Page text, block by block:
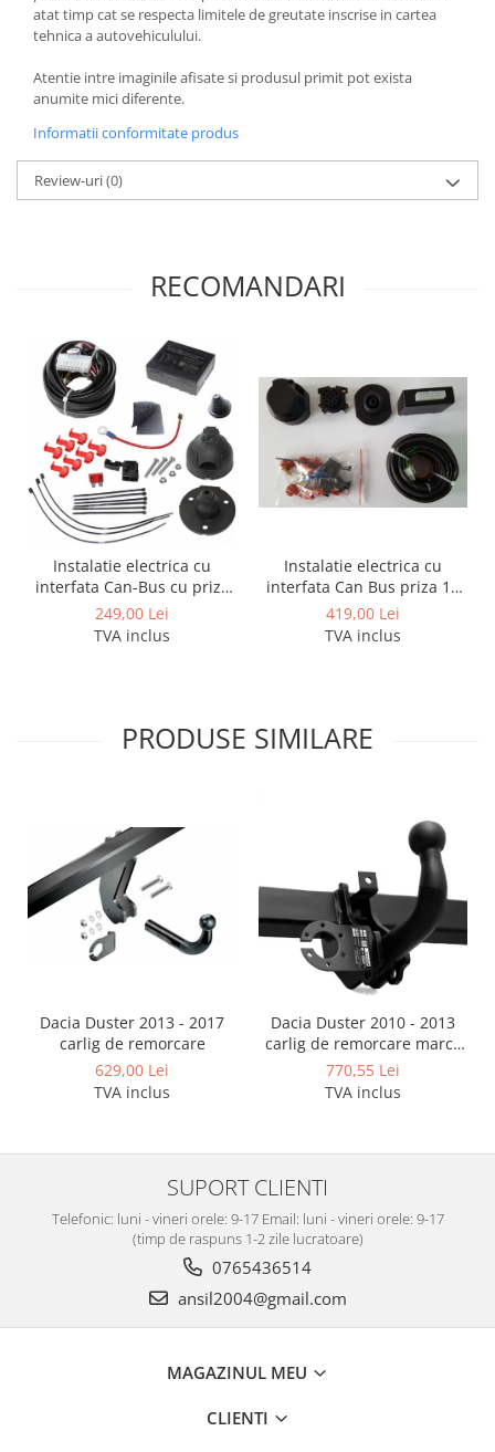
Covorase auto Alfa Romeo
Covorase auto Audi
Covorase auto Bmw
Covorase auto Chevrolet
Covorase auto Dacia
Covorase auto Hyundai
Covorase auto Iveco
Covorase auto Jeep
Covorase auto Kia
Covorase auto Land Rover
Covorase auto Lexus
Covorase auto Mazda
Covorase auto Mercedes
Covorase auto Mini
Covorase auto Mitsubishi
Covorase auto Nissan
Covorase auto Opel
Covorase auto Renault
Covorase auto Subaru
Covorase auto Suzuki
Covorase auto Toyota
Covorase auto Volvo
Covorase auto Vw
Cutii portbagaj pt. bare
transversale
Echipamente
Generatoare curent portabile
Genti schi si snowboard
Grilaje portbagaj auto
atat timp cat se respecta limitele de greutate inscrise in cartea
tehnica a autovehiculului.
Atentie intre imaginile afisate si produsul primit pot exista
anumite mici diferente.
Informatii conformitate produs
Review-uri(0)
RECOMANDARI
Instalatie electrica cu
interfata Can-Bus cu priza
de 7 pini
249,00 Lei
TVA inclus
Instalatie electrica cu
interfata Can Bus priza 13
pini - 8 pini activi
419,00 Lei
TVA inclus
PRODUSE SIMILARE
Dacia Duster 2013 - 2017
carlig de remorcare
629,00 Lei
TVA inclus
Dacia Duster 2010 - 2013
carlig de remorcare marca
Autohak
770,55 Lei
TVA inclus
SUPORT CLIENTI
Telefonic: luni - vineri orele: 9-17 Email: luni - vineri orele: 9-17
(timp de raspuns 1-2 zile lucratoare)
0765436514
ansil2004@gmail.com
MAGAZINUL MEU
CLIENTI